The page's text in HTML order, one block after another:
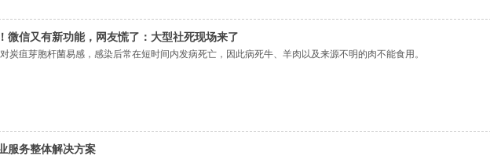
微信又有新功能，网友慌了：大型社死现场来了
炭疽芽胞杆菌易感，感染后常在短时间内发病死亡，因此病死牛、羊肉以及来源不明的肉不能食用。
服务整体解决方案